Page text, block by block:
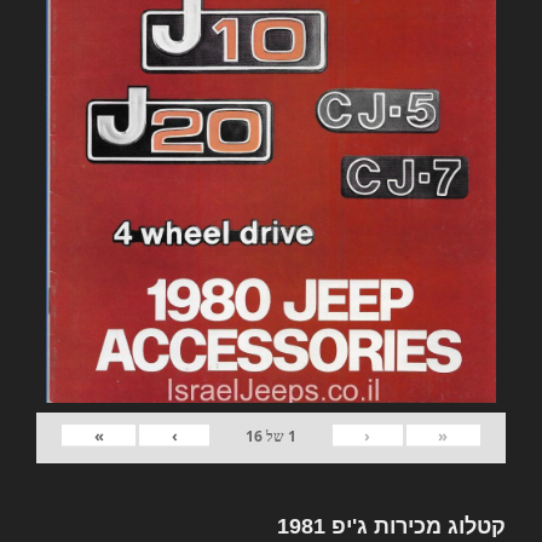
«
‹
1 של16
›
»
קטלוג מכירות ג'יפ 1981